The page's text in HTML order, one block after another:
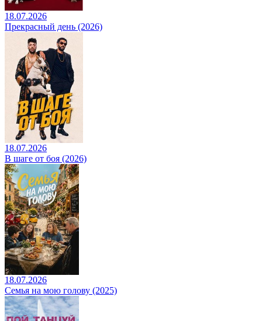
18.07.2026
Прекрасный день (2026)
18.07.2026
В шаге от боя (2026)
18.07.2026
Семья на мою голову (2025)